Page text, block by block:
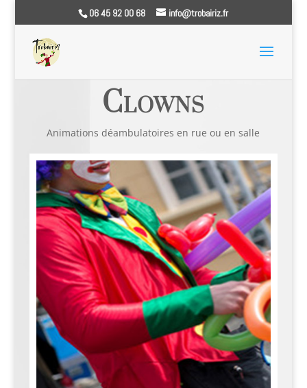
06 45 92 00 68 info@trobairiz.fr
Artistes clown sculpteur ballons 65 64 40 31 32
Clowns
Animations déambulatoires en rue ou en salle